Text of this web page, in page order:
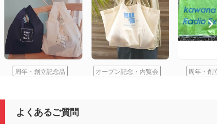
周年・創立記念品 オープン記念・内覧会 周年・創
よくあるご質問